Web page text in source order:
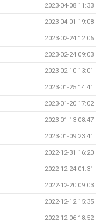
2023-04-08 11:33
2023-04-01 19:08
2023-02-24 12:06
2023-02-24 09:03
2023-02-10 13:01
2023-01-25 14:41
2023-01-20 17:02
2023-01-13 08:47
2023-01-09 23:41
2022-12-31 16:20
2022-12-24 01:31
2022-12-20 09:03
2022-12-12 15:35
2022-12-06 18:52